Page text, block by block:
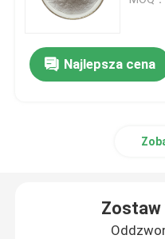
Proszek z owoców i
Najlepsza cena
Zostaw